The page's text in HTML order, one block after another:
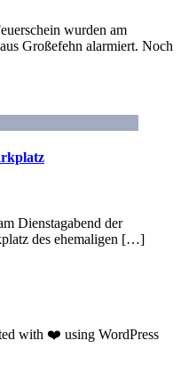
wurden am
Großefehn alarmiert. Noch
Dienstagabend der
des ehemaligen […]
with ❤️ using WordPress